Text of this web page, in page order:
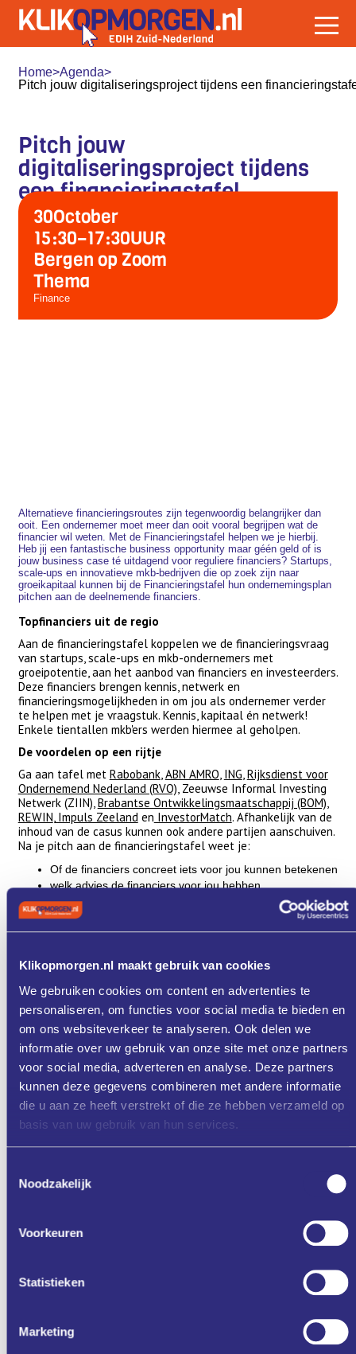
Klikopmorgen.nl maakt gebruik van cookies
We gebruiken cookies om content en advertenties te
personaliseren, om functies voor social media te bieden en
om ons websiteverkeer te analyseren. Ook delen we
informatie over uw gebruik van onze site met onze partners
voor social media, adverteren en analyse. Deze partners
kunnen deze gegevens combineren met andere informatie
die u aan ze heeft verstrekt of die ze hebben verzameld op
basis van uw gebruik van hun services.
Noodzakelijk
Voorkeuren
Statistieken
Marketing
Home>Agenda>
Pitch jouw digitaliseringsproject tijdens een
Pitch jouw
digitaliseringsproject tijdens
een financieringstafel
30October
15:30–17:30UUR
Bergen op Zoom
Thema
Finance
Alternatieve financieringsroutes zijn tegenwoordig belangrijker dan
ooit. Een ondernemer moet meer dan ooit vooral begrijpen wat de
financier wil weten. Met de Financieringstafel helpen we je hierbij.
Heb jij een fantastische business opportunity maar géén geld of is
jouw business case té uitdagend voor reguliere financiers? Startups,
scale-ups en innovatieve mkb-bedrijven die op zoek zijn naar
groeikapitaal kunnen bij de Financieringstafel hun ondernemingsplan
pitchen aan de deelnemende financiers.
Topfinanciers uit de regio
Aan de financieringstafel koppelen we de financieringsvraag
van startups, scale-ups en mkb-ondernemers met
groeipotentie, aan het aanbod van financiers en investeerders.
Deze financiers brengen kennis, netwerk en
financieringsmogelijkheden in om jou als ondernemer verder
te helpen met je vraagstuk. Kennis, kapitaal én netwerk!
Enkele tientallen mkb'ers werden hiermee al geholpen.
De voordelen op een rijtje
Ga aan tafel met Rabobank, ABN AMRO ING Rijksdienst voor
Ondernemend Nederland (RVO) , Zeeuwse Informal Investing
Netwerk (ZIIN), Brabantse Ontwikkelingsmaatschappij (BOM)
REWIN Impuls Zeeland en InvestorMatch. Afhankelijk van de
inhoud van de casus kunnen ook andere partijen aanschuiven.
Na je pitch aan de financieringstafel weet je:
Of de financiers concreet iets voor jou kunnen betekenen
welk advies de financiers voor jou hebben
welke partijen uit het netwerk van de financiers jouw
verder kunnen helpen
De Financieringstafel komt elke 8 weken bijeen in Bergen op
Zoom en elke 4 weken facultatief. Wil jij ook pitchen? Neem
contact op met Yvonne Braamse
(yvonnebraamse@impulszeeland.nl ) of Rom van Oers
(r.vanoers@rewin.nl).
Programma
Donderdag 30-10-2025
Donderdag 11-12-2025